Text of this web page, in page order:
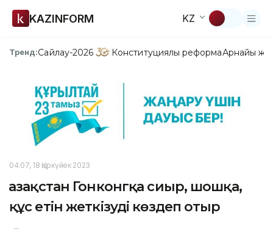
KAZINFORM KZ
Тренд:Сайлау-2026 Конституциялық реформаАрнайы
04:07, 18 Қыркүйек 2023
Қазақстан Гонконгқа сиыр, шошқа,
құс етін жеткізуді көздеп отыр